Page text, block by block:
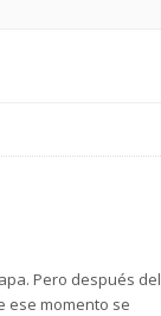
Pero después del
ese momento se